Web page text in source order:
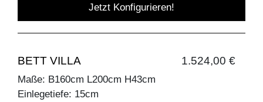
Jetzt Konfigurieren!
BETT VILLA 1.524,00 €
Maße: B160cm L200cm H43cm
Einlegetiefe: 15cm